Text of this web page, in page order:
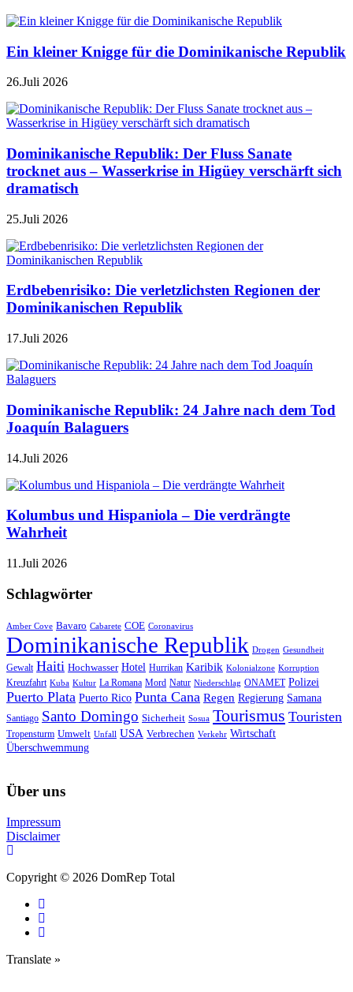
Ein kleiner Knigge für die Dominikanische Republik
26.Juli 2026
Dominikanische Republik: Der Fluss Sanate
trocknet aus – Wasserkrise in Higüey verschärft sich
dramatisch
25.Juli 2026
Erdbebenrisiko: Die verletzlichsten Regionen der
Dominikanischen Republik
17.Juli 2026
Dominikanische Republik: 24 Jahre nach dem Tod
Joaquín Balaguers
14.Juli 2026
Kolumbus und Hispaniola – Die verdrängte
Wahrheit
11.Juli 2026
Schlagwörter
Amber Cove Bavaro Cabarete COE Coronavirus
Dominikanische Republik Drogen Gesundheit
Gewalt Haiti Hochwasser Hotel Hurrikan Karibik Kolonialzone Korruption
Kreuzfahrt Kuba Kultur La Romana Mord Natur Niederschlag ONAMET Polizei
Puerto Plata Puerto Rico Punta Cana Regen Regierung Samana
Santiago Santo Domingo Sicherheit Sosua Tourismus Touristen
Tropensturm Umwelt Unfall USA Verbrechen Verkehr Wirtschaft
Überschwemmung
Über uns
Impressum
Disclaimer
Copyright © 2026 DomRep Total
Translate »